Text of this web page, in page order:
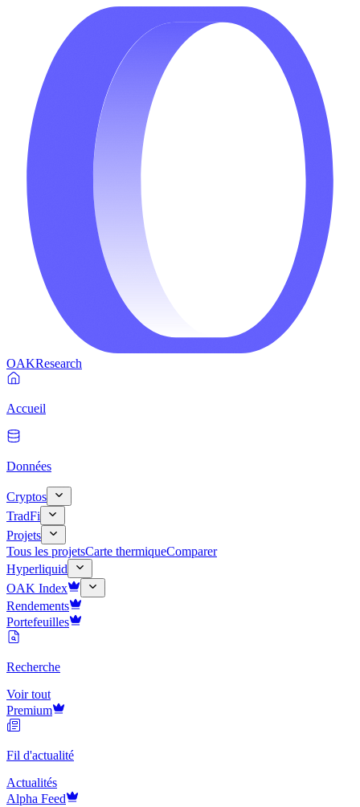
OAKResearch
Accueil
Données
Cryptos
TradFi
Projets
Tous les projetsCarte thermiqueComparer
Hyperliquid
OAK Index
Rendements
Portefeuilles
Recherche
Voir tout
Premium
Fil d'actualité
Actualités
Alpha Feed